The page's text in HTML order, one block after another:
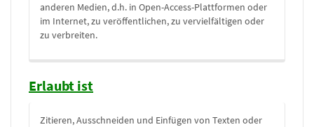
anderen Medien, d.h. in Open-Access-Plattformen oder
im Internet, zu veröffentlichen, zu vervielfältigen oder
zu verbreiten.
Erlaubt ist
Zitieren, Ausschneiden und Einfügen von Texten oder